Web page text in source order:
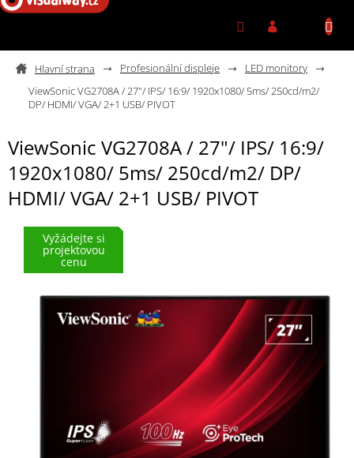
Přejít na obsah
Profesionální displeje
LED monitory
ViewSonic VG2708A / 27"/ IPS/ 16:9/ 1920x1080/ 5ms/ 250cd/m2/
DP/ HDMI/ VGA/ 2+1 USB/ PIVOT
ViewSonic VG2708A / 27"/ IPS/ 16:9/
1920x1080/ 5ms/ 250cd/m2/ DP/
HDMI/ VGA/ 2+1 USB/ PIVOT
Vyžádejte si
projektovou
cenu